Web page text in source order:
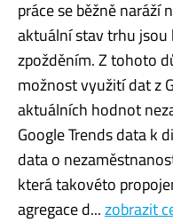
práce se běžně naráží
aktuální stav trhu jsou
zpožděním. Z tohoto
možnost využití dat z
aktuálních hodnot
Google Trends data k
data o
která takovéto
agregace d...zobrazit